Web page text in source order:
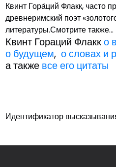
Квинт Гора́ций Флакк, часто
древнеримский поэт
литературы.Смотрите также...
Квинт Гораций Флакко
о будущем,о словах и
а также все его цитаты
Идентификатор